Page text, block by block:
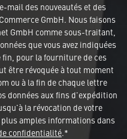
mail des nouveautés et des
GmbH. Nous faisons
GmbH comme sous-traitant,
que vous avez indiquées
pour la fourniture de ces
être révoquée à tout moment
ou à la fin de chaque lettre
données aux fins d'expédition
la révocation de votre
amples informations dans
confidentialité.*